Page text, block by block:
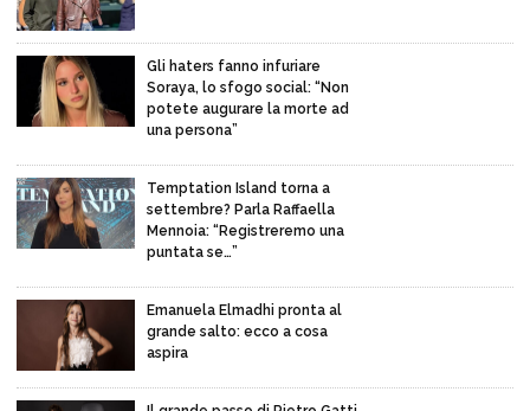
Gli haters fanno infuriare
Soraya, lo sfogo social: “Non
potete augurare la morte ad
una persona”
Temptation Island torna a
settembre? Parla Raffaella
Mennoia: “Registreremo una
puntata se…”
Emanuela Elmadhi pronta al
grande salto: ecco a cosa
aspira